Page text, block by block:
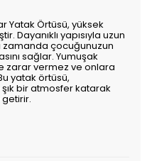
Yatak Örtüsü, yüksek
Dayanıklı yapısıyla uzun
zamanda çocuğunuzun
sağlar. Yumuşak
zarar vermez ve onlara
yatak örtüsü,
bir atmosfer katarak